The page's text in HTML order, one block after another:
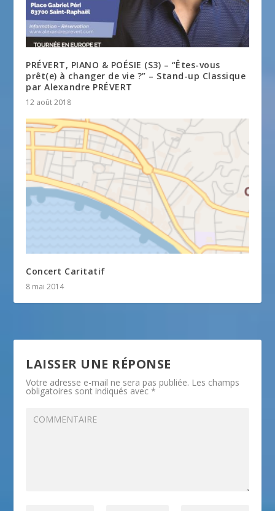
PRÉVERT, PIANO & POÉSIE (S3) – “Êtes-vous
prêt(e) à changer de vie ?” – Stand-up Classique
par Alexandre PRÉVERT
12 août 2018
Concert Caritatif
8 mai 2014
LAISSER UNE RÉPONSE
Votre adresse e-mail ne sera pas publiée. Les champs
obligatoires sont indiqués avec*